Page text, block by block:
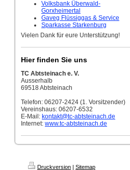
Volksbank Überwald-
Gorxheimertal
Gaveg Flüssiggas & Service
Sparkasse Starkenburg
Vielen Dank für eure Unterstützung!
Hier finden Sie uns
TC Abtsteinach e. V.
Ausserhalb
69518 Abtsteinach
Telefon: 06207-2424 (1. Vorsitzender)
Vereinshaus: 06207-6532
E-Mail: kontakt@tc-abtsteinach.de
Internet: www.tc-abtsteinach.de
Druckversion | Sitemap